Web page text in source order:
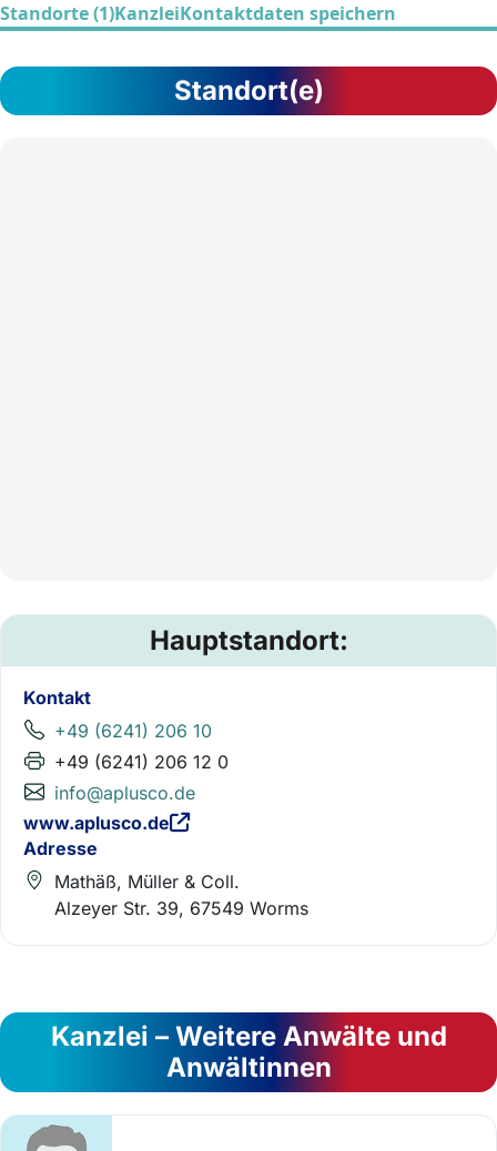
Standorte (1)KanzleiKontaktdaten speichern
Standort(e)
Hauptstandort:
Kontakt
+49 (6241) 206 10
+49 (6241) 206 12 0
info@aplusco.de
www.aplusco.de
Adresse
Mathäß, Müller & Coll.
Alzeyer Str. 39, 67549 Worms
Kanzlei – Weitere Anwälte und
Anwältinnen